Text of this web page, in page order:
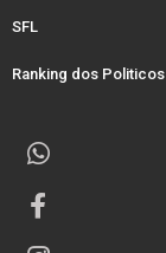
SFL
Ranking dos Politicos